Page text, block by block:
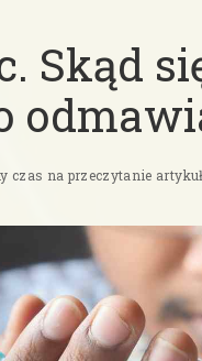
Skąd
czas na przeczytanie